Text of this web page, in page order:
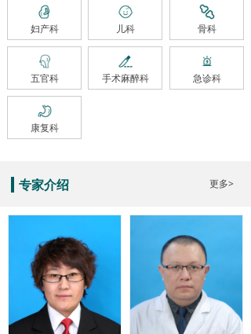
妇产科 儿科 骨科
五官科 手术麻醉科 急诊科
康复科
专家介绍 更多>